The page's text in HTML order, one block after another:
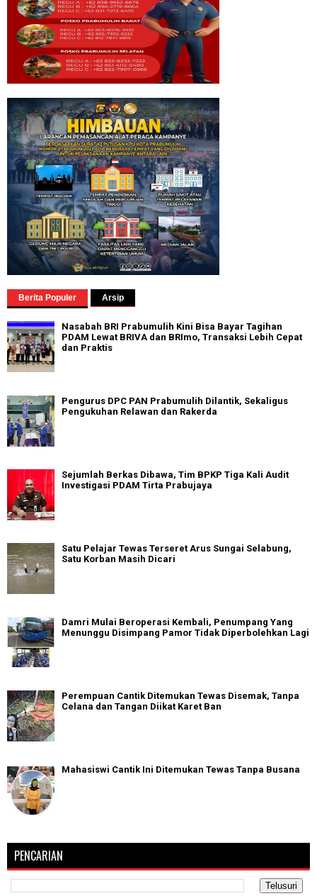
Berita Populer Arsip
Nasabah BRI Prabumulih Kini Bisa Bayar Tagihan
PDAM Lewat BRIVA dan BRImo, Transaksi Lebih Cepat
dan Praktis
Pengurus DPC PAN Prabumulih Dilantik, Sekaligus
Pengukuhan Relawan dan Rakerda
Sejumlah Berkas Dibawa, Tim BPKP Tiga Kali Audit
Investigasi PDAM Tirta Prabujaya
Satu Pelajar Tewas Terseret Arus Sungai Selabung,
Satu Korban Masih Dicari
Damri Mulai Beroperasi Kembali, Penumpang Yang
Menunggu Disimpang Pamor Tidak Diperbolehkan Lagi
Perempuan Cantik Ditemukan Tewas Disemak, Tanpa
Celana dan Tangan Diikat Karet Ban
Mahasiswi Cantik Ini Ditemukan Tewas Tanpa Busana
PENCARIAN